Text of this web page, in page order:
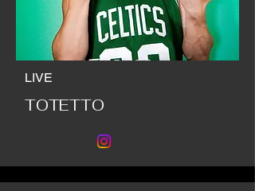
LIVE
TOTETTO